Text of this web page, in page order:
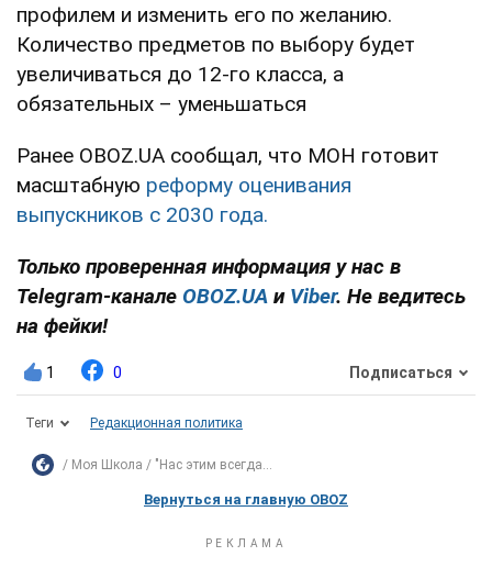
профилем и изменить его по желанию.
Количество предметов по выбору будет
увеличиваться до 12-го класса, а
обязательных – уменьшаться
Ранее OBOZ.UA сообщал, что МОН готовит
масштабную реформу оценивания
выпускников с 2030 года.
Только проверенная информация у нас в
Telegram-канале OBOZ.UA и Viber. Не ведитесь
на фейки!
1 0 Подписаться
Теги Редакционная политика
Моя Школа "Нас этим всегда...
Вернуться на главную OBOZ